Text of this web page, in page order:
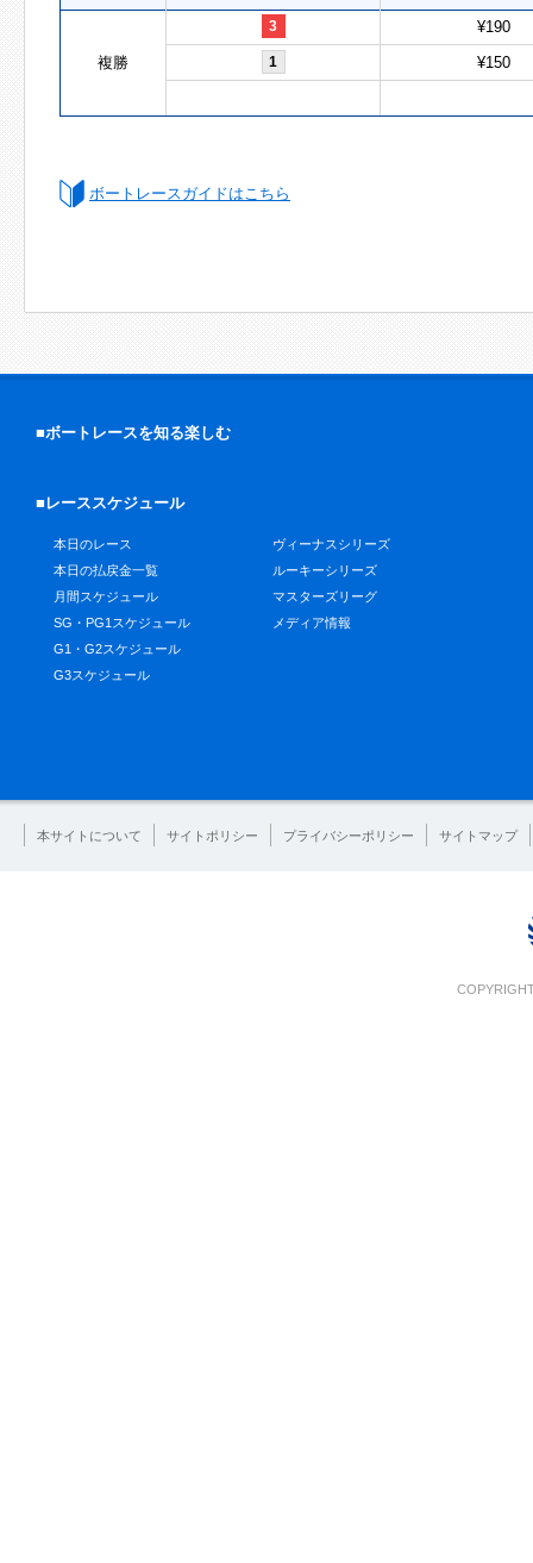
複勝
3 ¥190
1 ¥150
ボートレースガイドはこちら
■ボートレースを知る楽しむ
■レーススケジュール
本日のレース
本日の払戻金一覧
月間スケジュール
SG・PG1スケジュール
G1・G2スケジュール
G3スケジュール
ヴィーナスシリーズ
ルーキーシリーズ
マスターズリーグ
メディア情報
本サイトについて サイトポリシー プライバシーポリシー サイトマップ